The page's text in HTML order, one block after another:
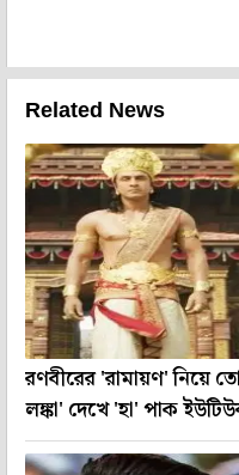
Related News
রণবীরের 'রামায়ণ' নিয়ে
লঙ্কা' দেখে 'হা' পাক